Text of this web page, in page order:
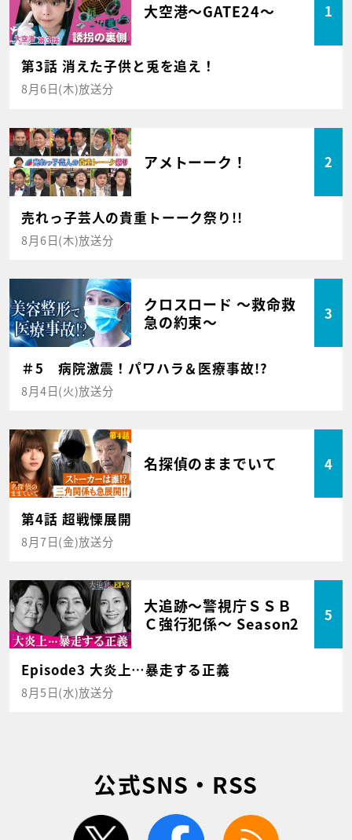
大空港～GATE24～ 1
第3話 消えた子供と兎を追え！
8月6日(木)放送分
アメトーーク！ 2
売れっ子芸人の貴重トーーク祭り!!
8月6日(木)放送分
クロスロード ～救命救
急の約束～
3
＃5 病院激震！パワハラ＆医療事故!?
8月4日(火)放送分
名探偵のままでいて 4
第4話 超戦慄展開
8月7日(金)放送分
大追跡～警視庁ＳＳＢ
Ｃ強行犯係～ Season2
5
Episode3 大炎上…暴走する正義
8月5日(水)放送分
公式SNS・RSS
twitter facebook